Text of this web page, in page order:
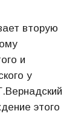
вторую
и
у
этого